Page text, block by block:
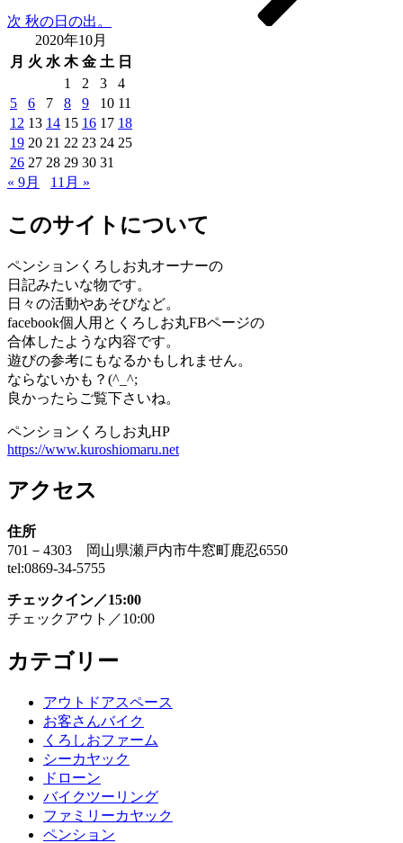
次 秋の日の出。
2020年10月
月 火 水 木 金 土 日
1
2 3
4
5
6 7 8 9 10 11
12 13 14 15 16 17 18
19 20 21 22 23 24 25
26 27 28 29 30 31
« 9月
11月 »
このサイトについて
ペンションくろしお丸オーナーの
日記みたいな物です。
日々の活動やあそびなど。
facebook個人用とくろしお丸FBページの
合体したような内容です。
遊びの参考にもなるかもしれません。
ならないかも？(^_^;
良かったらご覧下さいね。
ペンションくろしお丸HP
https://www.kuroshiomaru.net
アクセス
住所
701－4303 岡山県瀬戸内市牛窓町鹿忍6550
tel:0869-34-5755
チェックイン／15:00
チェックアウト／10:00
カテゴリー
アウトドアスペース
お客さんバイク
くろしおファーム
シーカヤック
ドローン
バイクツーリング
ファミリーカヤック
ペンション